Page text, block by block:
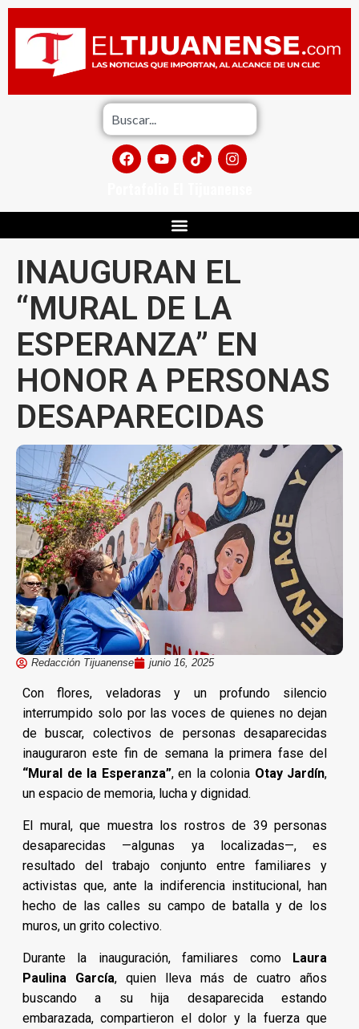
INAUGURAN EL
“MURAL DE LA
ESPERANZA” EN
HONOR A PERSONAS
DESAPARECIDAS
Redacción Tijuanense junio 16, 2025
Con flores, veladoras y un profundo silencio
interrumpido solo por las voces de quienes no dejan
de buscar, colectivos de personas desaparecidas
inauguraron este fin de semana la primera fase del
“Mural de la Esperanza”, en la colonia Otay Jardín,
un espacio de memoria, lucha y dignidad.
El mural, que muestra los rostros de 39 personas
desaparecidas —algunas ya localizadas—, es
resultado del trabajo conjunto entre familiares y
activistas que, ante la indiferencia institucional, han
hecho de las calles su campo de batalla y de los
muros, un grito colectivo.
Durante la inauguración, familiares como Laura
Paulina García, quien lleva más de cuatro años
buscando a su hija desaparecida estando
embarazada, compartieron el dolor y la fuerza que